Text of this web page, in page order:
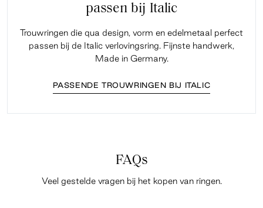
passen bij Italic
Trouwringen die qua design, vorm en edelmetaal perfect
passen bij de Italic verlovingsring. Fijnste handwerk,
Made in Germany.
PASSENDE TROUWRINGEN BIJ ITALIC
FAQs
Veel gestelde vragen bij het kopen van ringen.